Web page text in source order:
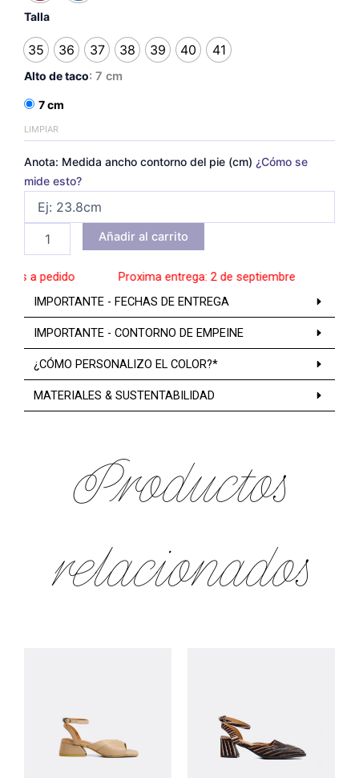
Talla
35 36 37 38 39 40 41
Alto de taco: 7 cm
7 cm
LIMPIAR
Anota: Medida ancho contorno del pie (cm) ¿Cómo se
mide esto?
cantidad
Añadir al carrito
a pedido______ Proxima entrega: 2 de septiembre______
IMPORTANTE - FECHAS DE ENTREGA
IMPORTANTE - CONTORNO DE EMPEINE
¿CÓMO PERSONALIZO EL COLOR?*
MATERIALES & SUSTENTABILIDAD
Productos
relacionados